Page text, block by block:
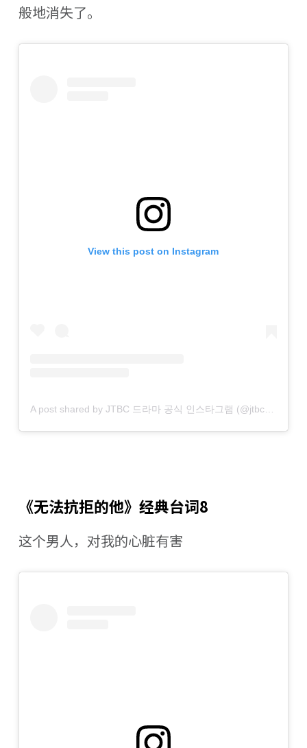
般地消失了。
View this post on Instagram
A post shared by JTBC 드라마 공식 인스타그램 (@jtbcdrama)
《无法抗拒的他》经典台词8
这个男人，对我的心脏有害